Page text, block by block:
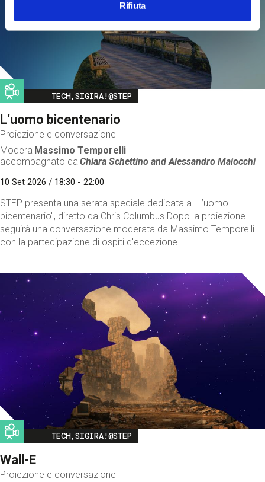
Rifiuta
Image
TECH,SIGIRA!@STEP
L’uomo bicentenario
Proiezione e conversazione
Modera Massimo Temporelli
accompagnato da Chiara Schettino andAlessandro Maiocchi
10 Set 2026 / 18:30 - 22:00
STEP presenta una serata speciale dedicata a "L’uomo
bicentenario", diretto da Chris Columbus.Dopo la proiezione
seguirà una conversazione moderata da Massimo Temporelli
con la partecipazione di ospiti d'eccezione.
Image
TECH,SIGIRA!@STEP
Wall-E
Proiezione e conversazione